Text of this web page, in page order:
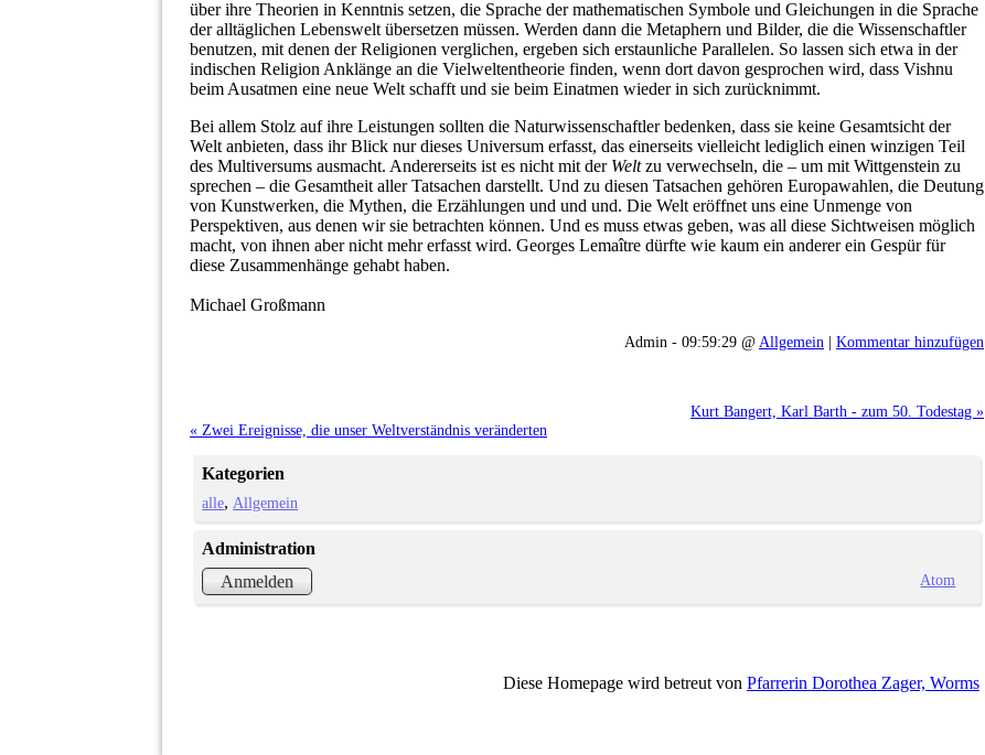
über ihre Theorien in Kenntnis setzen, die Sprache der mathematischen Symbole und Gleichungen in die Sprache
der alltäglichen Lebenswelt übersetzen müssen. Werden dann die Metaphern und Bilder, die die Wissenschaftler
benutzen, mit denen der Religionen verglichen, ergeben sich erstaunliche Parallelen. So lassen sich etwa in der
indischen Religion Anklänge an die Vielweltentheorie finden, wenn dort davon gesprochen wird, dass Vishnu
beim Ausatmen eine neue Welt schafft und sie beim Einatmen wieder in sich zurücknimmt.
Bei allem Stolz auf ihre Leistungen sollten die Naturwissenschaftler bedenken, dass sie keine Gesamtsicht der
Welt anbieten, dass ihr Blick nur dieses Universum erfasst, das einerseits vielleicht lediglich einen winzigen Teil
des Multiversums ausmacht. Andererseits ist es nicht mit der Weltzu verwechseln, die – um mit Wittgenstein zu
sprechen – die Gesamtheit aller Tatsachen darstellt. Und zu diesen Tatsachen gehören Europawahlen, die Deutung
von Kunstwerken, die Mythen, die Erzählungen und und und. Die Welt eröffnet uns eine Unmenge von
Perspektiven, aus denen wir sie betrachten können. Und es muss etwas geben, was all diese Sichtweisen möglich
macht, von ihnen aber nicht mehr erfasst wird. Georges Lemaître dürfte wie kaum ein anderer ein Gespür für
diese Zusammenhänge gehabt haben.
Michael Großmann
Admin - 09:59:29 @ Allgemein | Kommentar hinzufügen
Kurt Bangert, Karl Barth - zum 50. Todestag »
« Zwei Ereignisse, die unser Weltverständnis veränderten
Kategorien
alle Allgemein
Administration
Anmelden
Atom
Diese Homepage wird betreut von Pfarrerin Dorothea Zager, Worms